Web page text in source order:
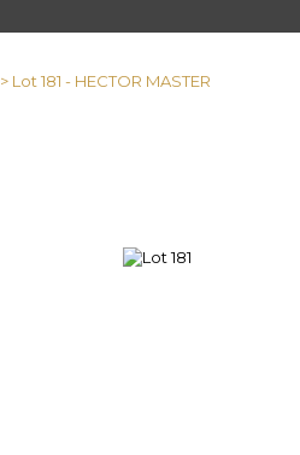
> Lot 181 - HECTOR MASTER